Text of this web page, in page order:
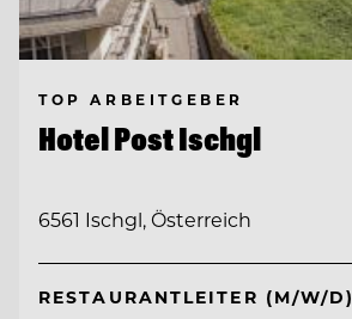
TOP ARBEITGEBER
Hotel Post Ischgl
6561 Ischgl, Österreich
RESTAURANTLEITER (M/W/D)